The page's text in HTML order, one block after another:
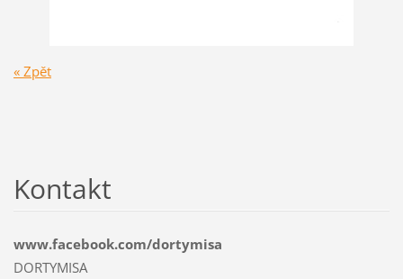
« Zpět
Kontakt
www.facebook.com/dortymisa
DORTYMISA